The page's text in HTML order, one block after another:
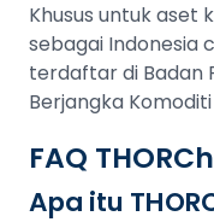
Khusus untuk
sebagai Indonesia
terdaftar di Badan
Berjangka
FAQ
Apa itu